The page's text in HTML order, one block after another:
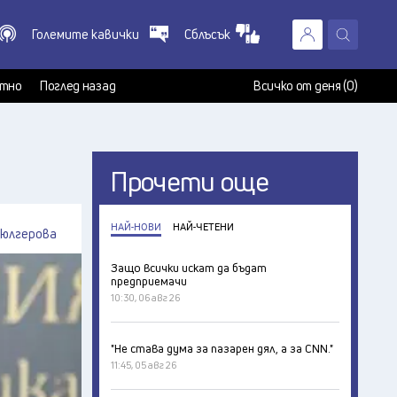
X
Големите кавички Сблъсък
Поглед назад Всичко от деня (0)
Прочети още
НАЙ-НОВИ НАЙ-ЧЕТЕНИ
Защо всички искат да бъдат
предприемачи
10:30, 06 авг 26
"Не става дума за пазарен дял, а за CNN."
11:45, 05 авг 26